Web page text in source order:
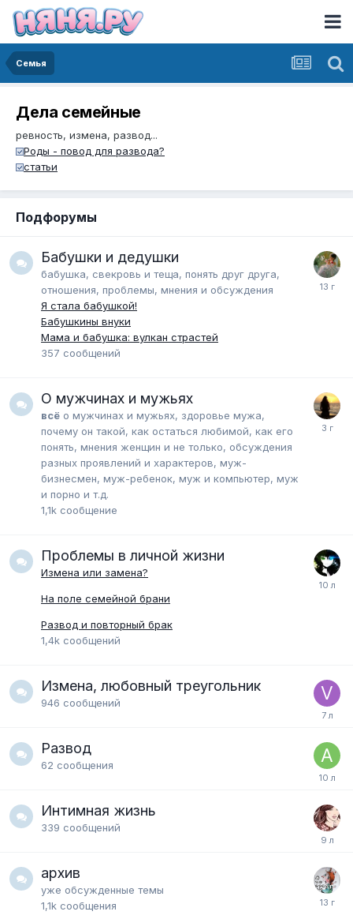
Семья
Дела семейные
ревность, измена, развод...
Роды - повод для развода?
статьи
Подфорумы
Бабушки и дедушки
бабушка, свекровь и теща, понять друг друга,
отношения, проблемы, мнения и обсуждения
Я стала бабушкой!
Бабушкины внуки
Мама и бабушка: вулкан страстей
357 сообщений
О мужчинах и мужьях
всё о мужчинах и мужьях, здоровье мужа,
почему он такой, как остаться любимой, как его
понять, мнения женщин и не только, обсуждения
разных проявлений и характеров, муж-
бизнесмен, муж-ребенок, муж и компьютер, муж
и порно и т.д.
1,1k сообщение
Проблемы в личной жизни
Измена или замена?
На поле семейной брани
Развод и повторный брак
1,4k сообщений
Измена, любовный треугольник
946 сообщений
Развод
62 сообщения
Интимная жизнь
339 сообщений
архив
уже обсужденные темы
1,1k сообщения